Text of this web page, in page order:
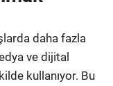
daha fazla
ve dijital
kullanıyor. Bu